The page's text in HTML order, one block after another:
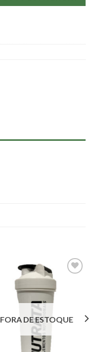
Adicionar
FORA DE ESTOQUE